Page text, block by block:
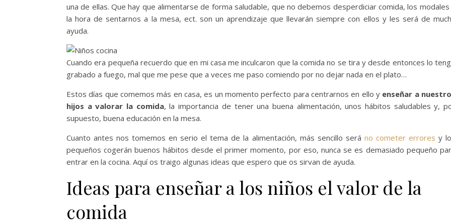
una de ellas. Que hay que alimentarse de forma saludable, que no debemos desperdiciar comida, los modales
la hora de sentarnos a la mesa, ect. son un aprendizaje que llevarán siempre con ellos y les será de
ayuda.
Cuando era pequeña recuerdo que en mi casa me inculcaron que la comida no se tira y desde entonces lo
grabado a fuego, mal que me pese que a veces me paso comiendo por no dejar nada en el plato…
Estos días que comemos más en casa, es un momento perfecto para centrarnos en ello y enseñar a
hijos a valorar la comida, la importancia de tener una buena alimentación, unos hábitos saludables y,
supuesto, buena educación en la mesa.
Cuanto antes nos tomemos en serio el tema de la alimentación, más sencillo será no cometer errores y
pequeños cogerán buenos hábitos desde el primer momento, por eso, nunca se es demasiado pequeño
entrar en la cocina. Aquí os traigo algunas ideas que espero que os sirvan de ayuda.
Ideas para enseñar a los niños el valor de la
comida